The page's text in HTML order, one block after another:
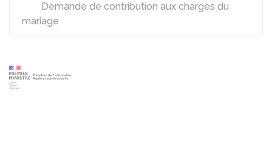
Demande de contribution aux charges du
mariage